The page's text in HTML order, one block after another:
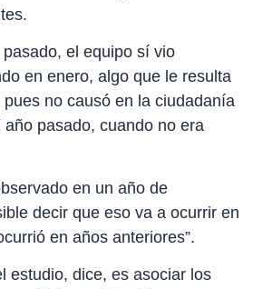
el equipo sí vio
en enero, algo que le resulta
no causó en la ciudadanía
pasado, cuando no era
en un año de
decir que eso va a ocurrir en
en años anteriores”.
estudio, dice, es asociar los